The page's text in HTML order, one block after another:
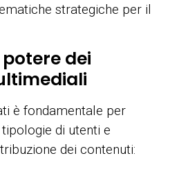
strategiche per il
dei
è fondamentale per
di utenti e
dei contenuti: